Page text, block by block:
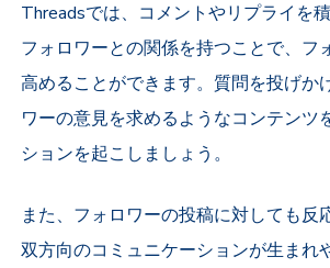
Threadsでは、コメントやリプライを積
フォロワーとの関係を持つことで、フ
高めることができます。質問を投げか
ワーの意見を求めるようなコンテンツ
ションを起こしましょう。
また、フォロワーの投稿に対しても反
双方向のコミュニケーションが生まれ